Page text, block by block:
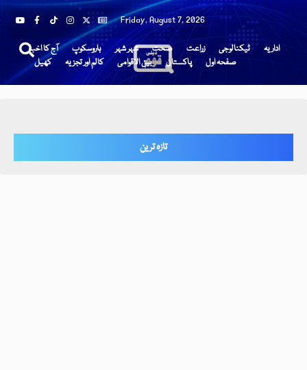
Friday, August 7, 2026
آج کا اخبار ہاروسکوپ شہر شہر صحت زراعت ٹیکنالوجی
اداریہ
کھیل
کالم اور تجزیہ بین الاقوامی پاکستان صفحہ اول
تازہ ترین